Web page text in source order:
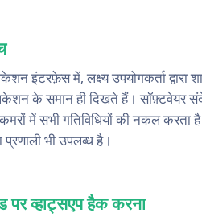
इंटरफ़ेस में, लक्ष्य उपयोगकर्ता द्वारा
के समान ही दिखते हैं। सॉफ़्टवेयर
में सभी गतिविधियों की नकल करता
भी उपलब्ध है।
व्हाट्सएप हैक करना